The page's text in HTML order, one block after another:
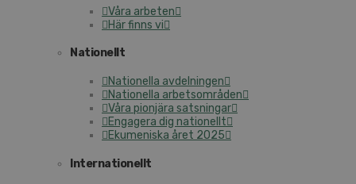
Våra arbeten
Här finns vi
Nationellt
Nationella avdelningen
Nationella arbetsområden
Våra pionjära satsningar
Engagera dig nationellt
Ekumeniska året 2025
Internationellt